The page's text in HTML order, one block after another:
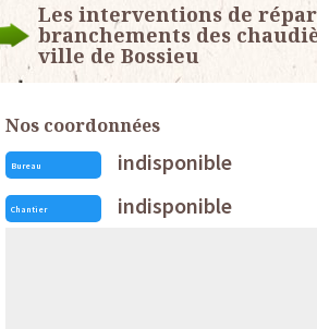
Les interventions de
branchements des
ville de Bossieu
Nos coordonnées
Bureau indisponible
Chantier indisponible